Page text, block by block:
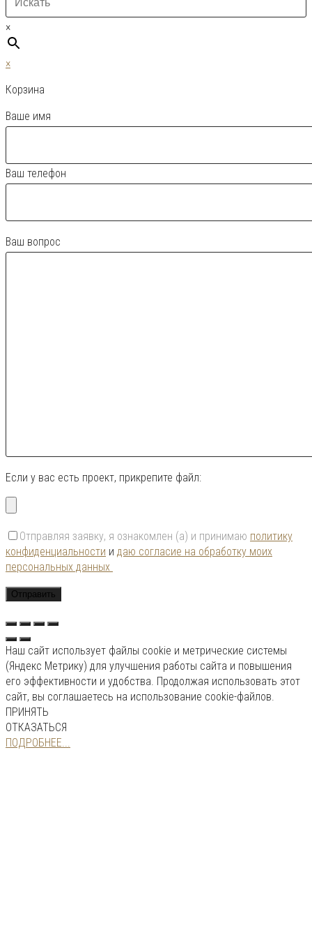
×
×
Корзина
Ваше имя
Ваш телефон
Ваш вопрос
Если у вас есть проект, прикрепите файл:
Отправляя заявку, я ознакомлен (а) и принимаю политику
конфиденциальности и даю согласие на обработку моих
персональных данных
Наш сайт использует файлы cookie и метрические системы
(Яндекс Метрику) для улучшения работы сайта и повышения
его эффективности и удобства. Продолжая использовать этот
сайт, вы соглашаетесь на использование cookie-файлов.
ПРИНЯТЬ
ОТКАЗАТЬСЯ
ПОДРОБНЕЕ...